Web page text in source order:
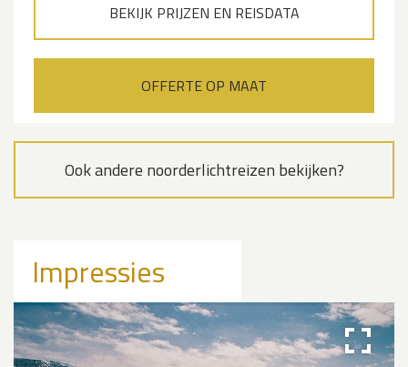
BEKIJK PRIJZEN EN REISDATA
OFFERTE OP MAAT
Ook andere noorderlichtreizen bekijken?
Impressies